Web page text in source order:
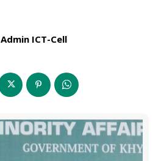
Admin ICT-Cell